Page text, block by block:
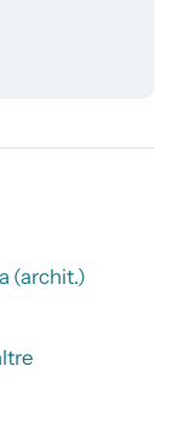
(archit.)